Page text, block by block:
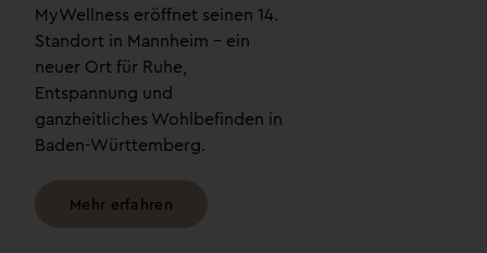
MyWellness eröffnet seinen 14.
Standort in Mannheim – ein
neuer Ort für Ruhe,
Entspannung und
ganzheitliches Wohlbefinden in
Baden-Württemberg.
Mehr erfahren